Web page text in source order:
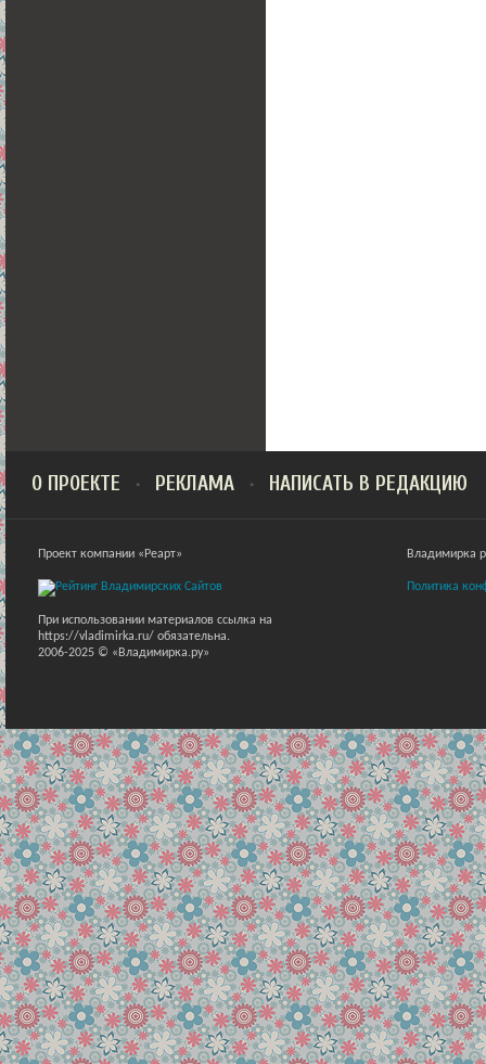
О ПРОЕКТЕ РЕКЛАМА НАПИСАТЬ В РЕДАКЦИЮ
Проект компании «Реарт»
При использовании материалов ссылка на
https://vladimirka.ru/ обязательна.
2006-2025 © «Владимирка.ру»
Владимирка
Политика